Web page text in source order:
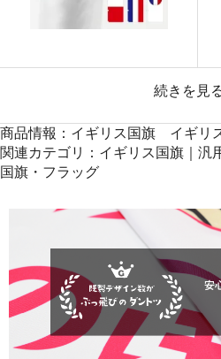
続きを見
商品情報：イギリス国旗 イギリ
関連カテゴリ：イギリス国旗｜汎
国旗・フラッグ